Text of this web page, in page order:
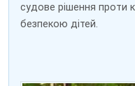
судове рішення проти
безпекою дітей.